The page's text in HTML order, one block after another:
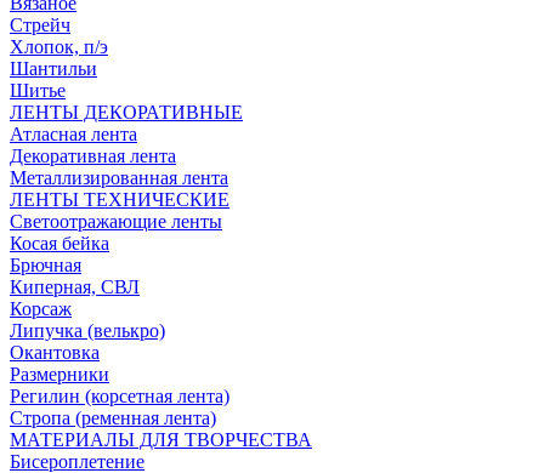
Стрейч
Хлопок, п/э
Шантильи
Шитье
ЛЕНТЫ ДЕКОРАТИВНЫЕ
Атласная лента
Декоративная лента
Металлизированная лента
ЛЕНТЫ ТЕХНИЧЕСКИЕ
Светоотражающие ленты
Косая бейка
Брючная
Киперная, СВЛ
Корсаж
Липучка (велькро)
Окантовка
Размерники
Регилин (корсетная лента)
Стропа (ременная лента)
МАТЕРИАЛЫ ДЛЯ ТВОРЧЕСТВА
Бисероплетение